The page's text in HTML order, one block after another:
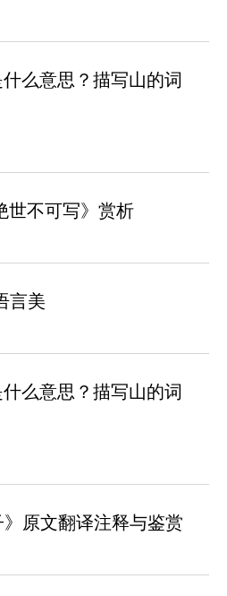
么意思？描写山的词
世不可写》赏析
言美
么意思？描写山的词
原文翻译注释与鉴赏